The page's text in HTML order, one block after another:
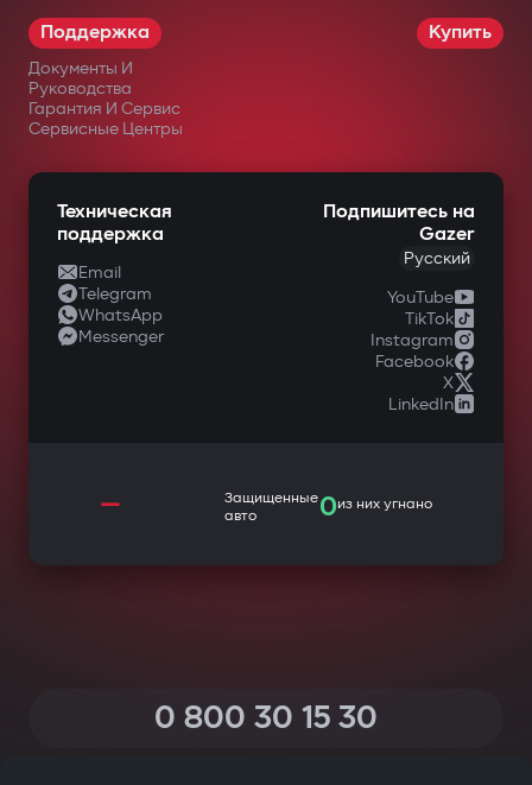
Поддержка
Документы И
Руководства
Гарантия И Сервис
Сервисные Центры
Купить
Техническая
поддержка
Email
Telegram
WhatsApp
Messenger
Подпишитесь на
Gazer
Русский
YouTube
TikTok
Instagram
Facebook
X
LinkedIn
—
Защищенные
авто
0из них угнано
0 800 30 15 30